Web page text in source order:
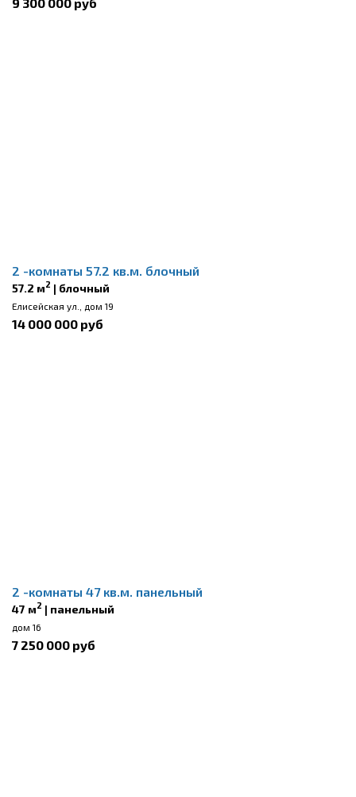
2 -комнаты 57.2 кв.м. блочный
57.2 м2 | блочный
Елисейская ул., дом 19
14 000 000 руб
2 -комнаты 47 кв.м. панельный
47 м2 | панельный
дом 16
7 250 000 руб